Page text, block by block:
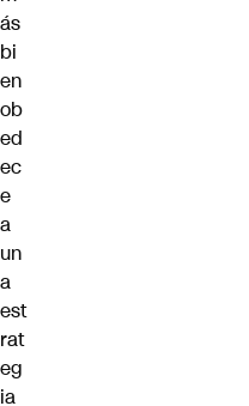
ás
bi
en
ob
ed
ec
e
a
un
a
est
rat
eg
ia